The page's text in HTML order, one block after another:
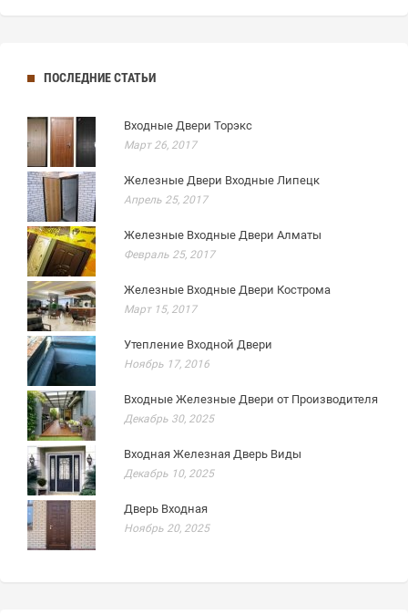
ПОСЛЕДНИЕ СТАТЬИ
Входные Двери Торэкс
Март 26, 2017
Железные Двери Входные Липецк
Апрель 25, 2017
Железные Входные Двери Алматы
Февраль 25, 2017
Железные Входные Двери Кострома
Март 15, 2017
Утепление Входной Двери
Ноябрь 17, 2016
Входные Железные Двери от Производителя
Декабрь 30, 2025
Входная Железная Дверь Виды
Декабрь 10, 2025
Дверь Входная
Ноябрь 20, 2025